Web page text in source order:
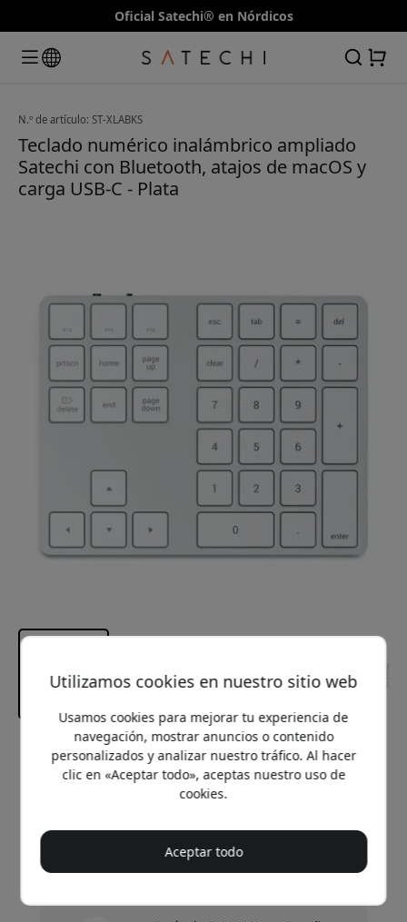
Oficial Satechi® en Nórdicos
N.º de artículo: ST-XLABKS
Teclado numérico inalámbrico ampliado
Satechi con Bluetooth, atajos de macOS y
carga USB-C - Plata
Precio recomendado
54.99 EUR
Compra ahora
En stock - listo para enviar
Utilizamos cookies en nuestro sitio web
Usamos cookies para mejorar tu experiencia de
navegación, mostrar anuncios o contenido
personalizados y analizar nuestro tráfico. Al hacer
clic en «Aceptar todo», aceptas nuestro uso de
cookies.
Aceptar todo